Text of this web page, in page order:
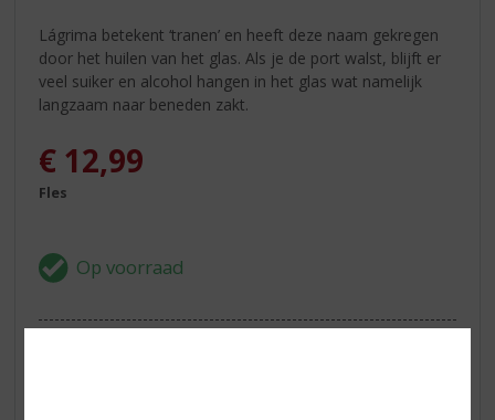
Lágrima betekent ‘tranen’ en heeft deze naam gekregen
door het huilen van het glas. Als je de port walst, blijft er
veel suiker en alcohol hangen in het glas wat namelijk
langzaam naar beneden zakt.
€ 12,99
Fles